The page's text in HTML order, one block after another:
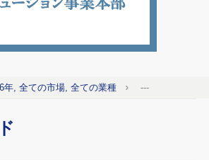
年, 全ての市場, 全ての業種 ---